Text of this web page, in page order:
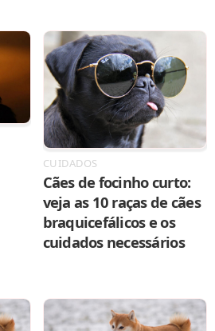
CUIDADOS
Cães de focinho curto:
veja as 10 raças de cães
braquicefálicos e os
cuidados necessários